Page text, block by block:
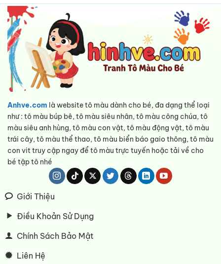
Anhve.com là website tô màu dành cho bé, đa dạng thể loại
như : tô màu búp bê, tô màu siêu nhân, tô màu công chúa, tô
màu siêu anh hùng, tô màu con vật, tô màu động vật, tô màu
trái cây, tô màu thể thao, tô màu biển báo gaio thông, tô màu
con vit truy cập ngay để tô màu trực tuyến hoặc tải về cho
bé tập tô nhé
Giới Thiệu
Điều Khoản Sử Dụng
Chính Sách Bảo Mật
Liên Hệ